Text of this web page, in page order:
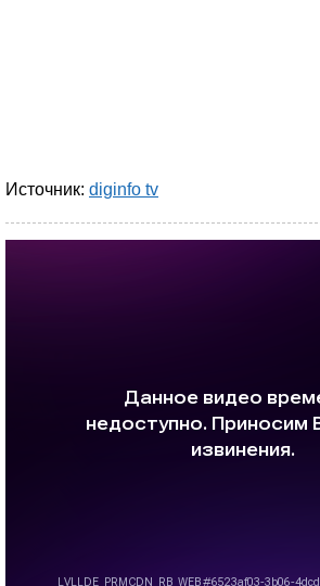
Источник: diginfo tv